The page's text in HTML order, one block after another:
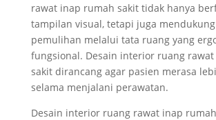
rawat inap rumah sakit tidak hanya
tampilan visual, tetapi juga
pemulihan melalui tata ruang yang
fungsional. Desain interior ruang
sakit dirancang agar pasien merasa
selama menjalani perawatan.
Desain interior ruang rawat inap